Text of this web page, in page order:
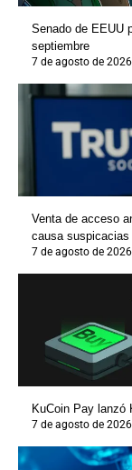
Senado de EEUU
septiembre
7 de agosto de 2026
Venta de acceso
causa suspicacias
7 de agosto de 2026
KuCoin Pay lanzó
7 de agosto de 2026